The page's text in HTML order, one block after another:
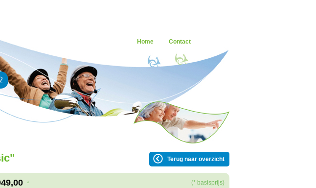
Home Contact
Terug naar overzicht
* (* basisprijs)